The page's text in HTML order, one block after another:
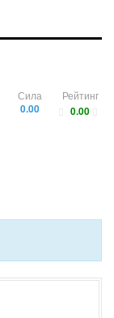
Рейтинг
0.00
Сила
0.00